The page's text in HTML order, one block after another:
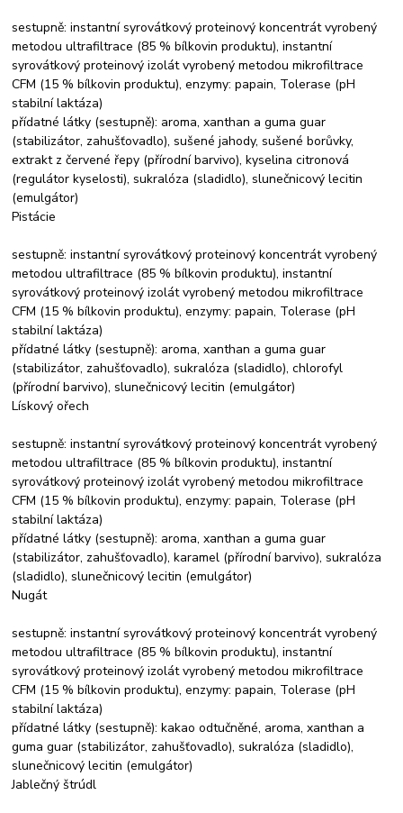
sestupně: instantní syrovátkový proteinový koncentrát vyrobený
metodou ultrafiltrace (85 % bílkovin produktu), instantní
syrovátkový proteinový izolát vyrobený metodou mikrofiltrace
CFM (15 % bílkovin produktu), enzymy: papain, Tolerase (pH
stabilní laktáza)
přídatné látky (sestupně): aroma, xanthan a guma guar
(stabilizátor, zahušťovadlo), sušené jahody, sušené borůvky,
extrakt z červené řepy (přírodní barvivo), kyselina citronová
(regulátor kyselosti), sukralóza (sladidlo), slunečnicový lecitin
(emulgátor)
Pistácie
sestupně: instantní syrovátkový proteinový koncentrát vyrobený
metodou ultrafiltrace (85 % bílkovin produktu), instantní
syrovátkový proteinový izolát vyrobený metodou mikrofiltrace
CFM (15 % bílkovin produktu), enzymy: papain, Tolerase (pH
stabilní laktáza)
přídatné látky (sestupně): aroma, xanthan a guma guar
(stabilizátor, zahušťovadlo), sukralóza (sladidlo), chlorofyl
(přírodní barvivo), slunečnicový lecitin (emulgátor)
Lískový ořech
sestupně: instantní syrovátkový proteinový koncentrát vyrobený
metodou ultrafiltrace (85 % bílkovin produktu), instantní
syrovátkový proteinový izolát vyrobený metodou mikrofiltrace
CFM (15 % bílkovin produktu), enzymy: papain, Tolerase (pH
stabilní laktáza)
přídatné látky (sestupně): aroma, xanthan a guma guar
(stabilizátor, zahušťovadlo), karamel (přírodní barvivo), sukralóza
(sladidlo), slunečnicový lecitin (emulgátor)
Nugát
sestupně: instantní syrovátkový proteinový koncentrát vyrobený
metodou ultrafiltrace (85 % bílkovin produktu), instantní
syrovátkový proteinový izolát vyrobený metodou mikrofiltrace
CFM (15 % bílkovin produktu), enzymy: papain, Tolerase (pH
stabilní laktáza)
přídatné látky (sestupně): kakao odtučněné, aroma, xanthan a
guma guar (stabilizátor, zahušťovadlo), sukralóza (sladidlo),
slunečnicový lecitin (emulgátor)
Jablečný štrúdl